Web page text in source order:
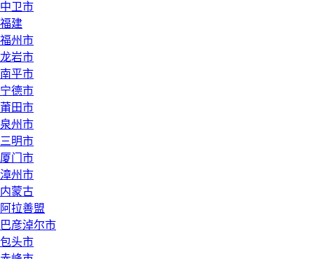
中卫市
福建
福州市
龙岩市
南平市
宁德市
莆田市
泉州市
三明市
厦门市
漳州市
内蒙古
阿拉善盟
巴彦淖尔市
包头市